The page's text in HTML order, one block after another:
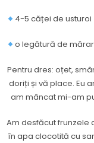
4-5 căței de usturoi
o legătură de mărar
Pentru dres: oțet,
doriți și vă place. Eu
am mâncat mi-am
Am desfăcut frunzele
în apa clocotită cu